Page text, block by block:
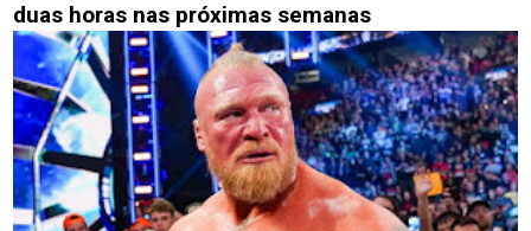
duas horas nas próximas semanas